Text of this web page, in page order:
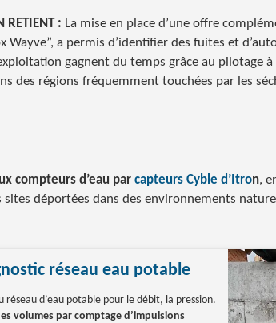
RETIENT : La mise en place d’une offre
Wayve”, a permis d’identifier des fuites et
gagnent du temps grâce au pilotage
des régions fréquemment touchées par les
compteurs d’eau par capteurs Cyble d’Itron,
déportées dans des environnements
réseau eau potable
réseau d’eau potable pour le débit, la pression.
volumes par comptage d’impulsions